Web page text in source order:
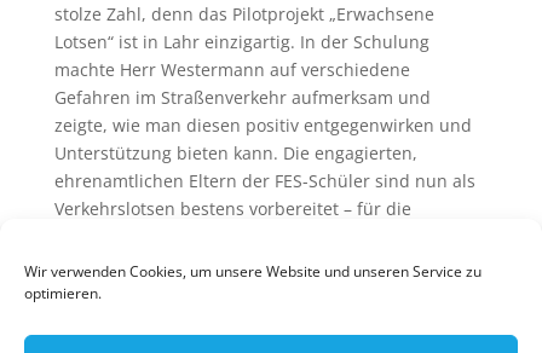
Wir verwenden Cookies, um unsere Website und unseren Service zu
optimieren.
stolze Zahl, denn das Pilotprojekt „Erwachsene
Lotsen“ ist in Lahr einzigartig. In der Schulung
machte Herr Westermann auf verschiedene
Gefahren im Straßenverkehr aufmerksam und
zeigte, wie man diesen positiv entgegenwirken und
Unterstützung bieten kann. Die engagierten,
ehrenamtlichen Eltern der FES-Schüler sind nun als
Verkehrslotsen bestens vorbereitet – für die